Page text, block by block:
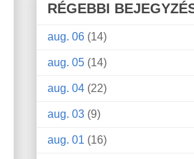
RÉGEBBI
aug. 06 (14)
aug. 05 (14)
aug. 04 (22)
aug. 03 (9)
aug. 01 (16)